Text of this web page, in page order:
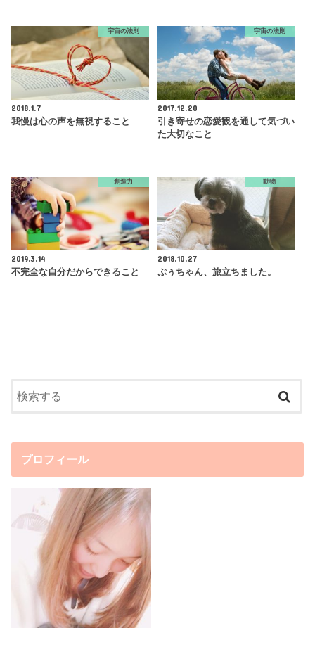
宇宙の法則
2018.1.7
我慢は心の声を無視すること
宇宙の法則
2017.12.20
引き寄せの恋愛観を通して気づい
た大切なこと
創造力
2019.3.14
不完全な自分だからできること
動物
2018.10.27
ぷぅちゃん、旅立ちました。
プロフィール